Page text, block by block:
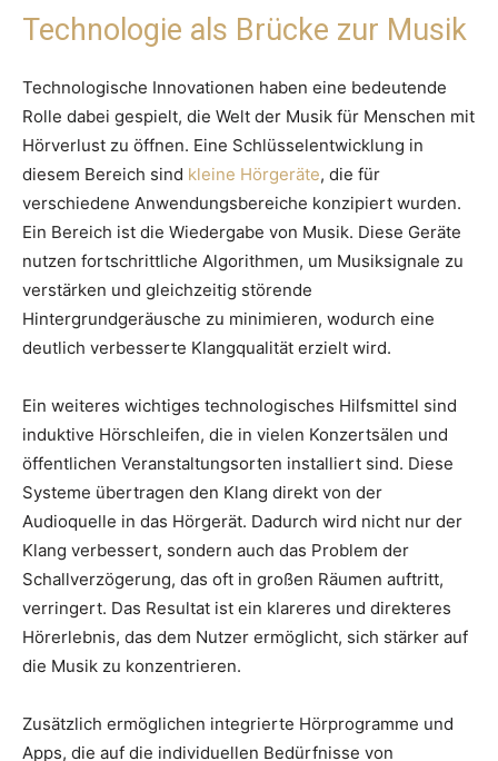
Technologie als Brücke zur Musik
Technologische Innovationen haben eine bedeutende
Rolle dabei gespielt, die Welt der Musik für Menschen mit
Hörverlust zu öffnen. Eine Schlüsselentwicklung in
diesem Bereich sind kleine Hörgeräte, die für
verschiedene Anwendungsbereiche konzipiert wurden.
Ein Bereich ist die Wiedergabe von Musik. Diese Geräte
nutzen fortschrittliche Algorithmen, um Musiksignale zu
verstärken und gleichzeitig störende
Hintergrundgeräusche zu minimieren, wodurch eine
deutlich verbesserte Klangqualität erzielt wird.
Ein weiteres wichtiges technologisches Hilfsmittel sind
induktive Hörschleifen, die in vielen Konzertsälen und
öffentlichen Veranstaltungsorten installiert sind. Diese
Systeme übertragen den Klang direkt von der
Audioquelle in das Hörgerät. Dadurch wird nicht nur der
Klang verbessert, sondern auch das Problem der
Schallverzögerung, das oft in großen Räumen auftritt,
verringert. Das Resultat ist ein klareres und direkteres
Hörerlebnis, das dem Nutzer ermöglicht, sich stärker auf
die Musik zu konzentrieren.
Zusätzlich ermöglichen integrierte Hörprogramme und
Apps, die auf die individuellen Bedürfnisse von